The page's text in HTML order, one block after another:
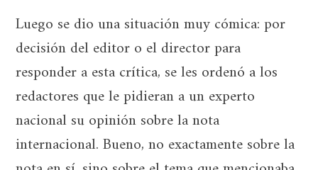
Luego se dio una situación muy cómica: por
decisión del editor o el director para
responder a esta crítica, se les ordenó a los
redactores que le pidieran a un experto
nacional su opinión sobre la nota
internacional. Bueno, no exactamente sobre la